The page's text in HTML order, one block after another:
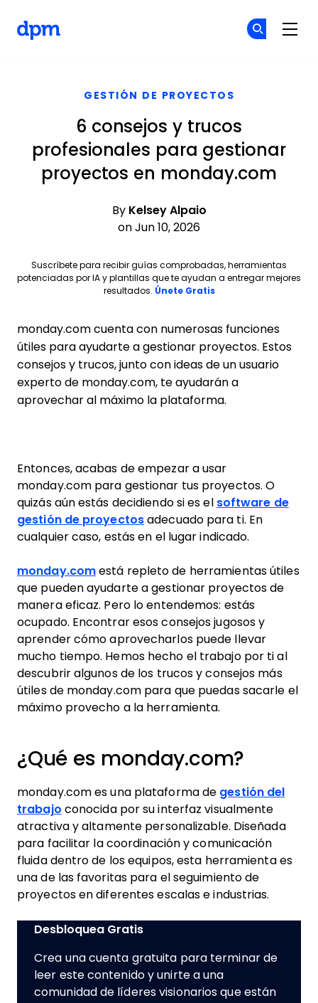
GESTIÓN DE PROYECTOS
6 consejos y trucos
profesionales para gestionar
proyectos en monday.com
By Kelsey Alpaio
on Jun 10, 2026
Suscríbete para recibir guías comprobadas, herramientas
potenciadas por IA y plantillas que te ayudan a entregar mejores
resultados. Únete GratisOpens new window
monday.com cuenta con numerosas funciones
útiles para ayudarte a gestionar proyectos. Estos
consejos y trucos, junto con ideas de un usuario
experto de monday.com, te ayudarán a
aprovechar al máximo la plataforma.
Entonces, acabas de empezar a usar
monday.com para gestionar tus proyectos. O
quizás aún estás decidiendo si es el software de
gestión de proyectos adecuado para ti. En
cualquier caso, estás en el lugar indicado.
monday.com está repleto de herramientas útiles
que pueden ayudarte a gestionar proyectos de
manera eficaz. Pero lo entendemos: estás
ocupado. Encontrar esos consejos jugosos y
aprender cómo aprovecharlos puede llevar
mucho tiempo. Hemos hecho el trabajo por ti al
descubrir algunos de los trucos y consejos más
útiles de monday.com para que puedas sacarle el
máximo provecho a la herramienta.
¿Qué es monday.com?
monday.com es una plataforma de gestión del
trabajo conocida por su interfaz visualmente
atractiva y altamente personalizable. Diseñada
para facilitar la coordinación y comunicación
fluida dentro de los equipos, esta herramienta es
una de las favoritas para el seguimiento de
proyectos en diferentes escalas e industrias.
Desbloquea Gratis
Crea una cuenta gratuita para terminar de
leer este contenido y unirte a una
comunidad de líderes visionarios que están